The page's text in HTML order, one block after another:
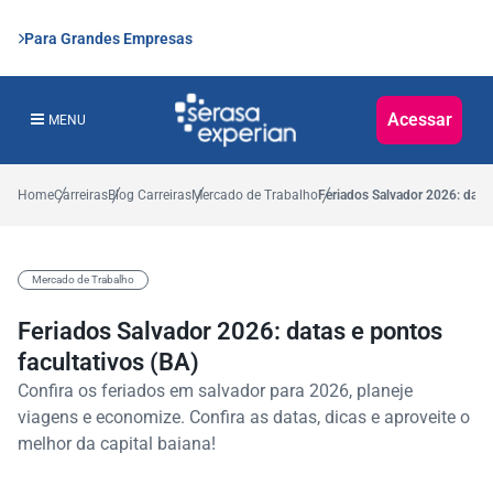
Para Grandes Empresas
MENU Acessar
HomeCarreirasBlog CarreirasMercado de TrabalhoFeriados Salvador 2026:
Mercado de Trabalho
Feriados Salvador 2026: datas e pontos
facultativos (BA)
Confira os feriados em salvador para 2026, planeje
viagens e economize. Confira as datas, dicas e aproveite o
melhor da capital baiana!